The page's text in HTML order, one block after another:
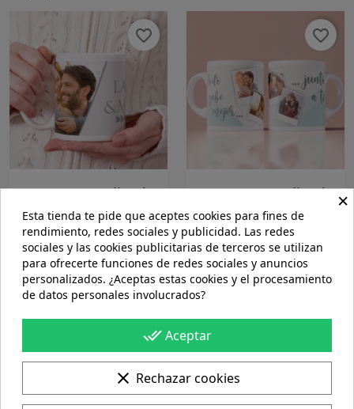
Taza personalizada,
pareja
10,89 €
favorite_border
Tazas personalizadas
en pareja
16,34 €
favorite_border
Mostrando 1-2 de 2 artículo(s)
Volver arriba
Portes gratis
En pedidos de más de 60€
×
Esta tienda te pide que aceptes cookies para fines de
rendimiento, redes sociales y publicidad. Las redes
sociales y las cookies publicitarias de terceros se utilizan
para ofrecerte funciones de redes sociales y anuncios
personalizados. ¿Aceptas estas cookies y el procesamiento
de datos personales involucrados?
done_all Aceptar
clear Rechazar cookies